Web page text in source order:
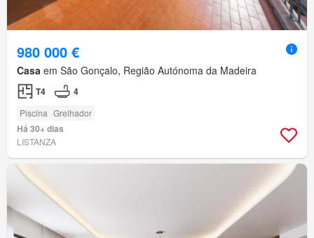
980 000 €
Casa em São Gonçalo, Região Autónoma da Madeira
T4 4
Piscina Grelhador
Há 30+ dias
LISTANZA